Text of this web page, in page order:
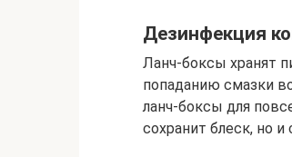
Дезинфекция
Ланч-боксы хранят
попаданию смазки
ланч-боксы для
сохранит блеск, но